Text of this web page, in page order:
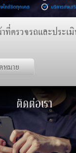
ที่ตรวจรถและประเ
มาย